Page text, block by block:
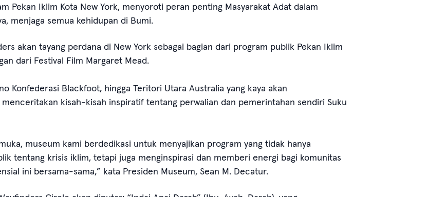
Pekan Iklim Kota New York, menyoroti peran penting Masyarakat Adat dalam
menjaga semua kehidupan di Bumi.
akan tayang perdana di New York sebagai bagian dari program publik Pekan Iklim
dari Festival Film Margaret Mead.
Konfederasi Blackfoot, hingga Teritori Utara Australia yang kaya akan
kisah-kisah inspiratif tentang perwalian dan pemerintahan sendiri Suku
museum kami berdedikasi untuk menyajikan program yang tidak hanya
tentang krisis iklim, tetapi juga menginspirasi dan memberi energi bagi komunitas
ini bersama-sama,” kata Presiden Museum, Sean M. Decatur.